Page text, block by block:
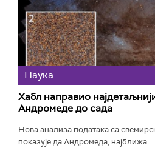
Наука
Хабл направио
Андромеде до сада
Нова анализа података са
показује да Андромеда, најближа...